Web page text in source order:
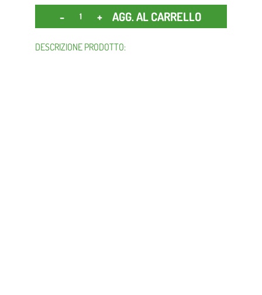
Quantità
AGG. AL CARRELLO
DESCRIZIONE PRODOTTO: